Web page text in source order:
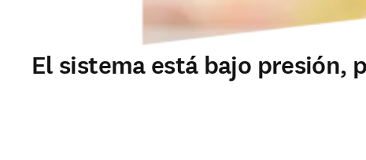
El sistema está bajo presión,